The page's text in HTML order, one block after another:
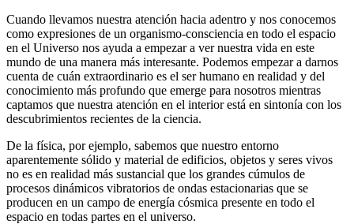
Cuando llevamos nuestra atención hacia adentro y nos conocemos
como expresiones de un organismo-consciencia en todo el espacio
en el Universo nos ayuda a empezar a ver nuestra vida en este
mundo de una manera más interesante. Podemos empezar a darnos
cuenta de cuán extraordinario es el ser humano en realidad y del
conocimiento más profundo que emerge para nosotros mientras
captamos que nuestra atención en el interior está en sintonía con los
descubrimientos recientes de la ciencia.
De la física, por ejemplo, sabemos que nuestro entorno
aparentemente sólido y material de edificios, objetos y seres vivos
no es en realidad más sustancial que los grandes cúmulos de
procesos dinámicos vibratorios de ondas estacionarias que se
producen en un campo de energía cósmica presente en todo el
espacio en todas partes en el universo.